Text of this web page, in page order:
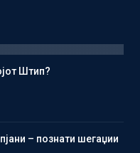
Штип?
– познати шегаџии